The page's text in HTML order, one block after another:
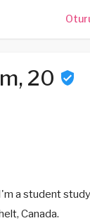
20
a student
Canada.